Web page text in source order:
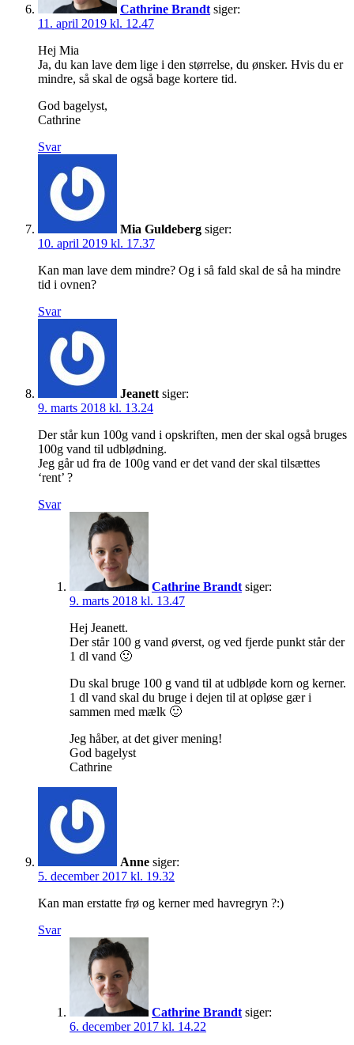
Cathrine Brandt siger:
11. april 2019 kl. 12.47
Hej Mia
Ja, du kan lave dem lige i den størrelse, du ønsker. Hvis du er
mindre, så skal de også bage kortere tid.
God bagelyst,
Cathrine
Svar
Mia Guldeberg siger:
10. april 2019 kl. 17.37
Kan man lave dem mindre? Og i så fald skal de så ha mindre
tid i ovnen?
Svar
Jeanett siger:
9. marts 2018 kl. 13.24
Der står kun 100g vand i opskriften, men der skal også bruges
100g vand til udblødning.
Jeg går ud fra de 100g vand er det vand der skal tilsættes
‘rent’ ?
Svar
Cathrine Brandt siger:
9. marts 2018 kl. 13.47
Hej Jeanett.
Der står 100 g vand øverst, og ved fjerde punkt står der
1 dl vand 🙂
Du skal bruge 100 g vand til at udbløde korn og kerner.
1 dl vand skal du bruge i dejen til at opløse gær i
sammen med mælk 🙂
Jeg håber, at det giver mening!
God bagelyst
Cathrine
Anne siger:
5. december 2017 kl. 19.32
Kan man erstatte frø og kerner med havregryn ?:)
Svar
Cathrine Brandt siger:
6. december 2017 kl. 14.22